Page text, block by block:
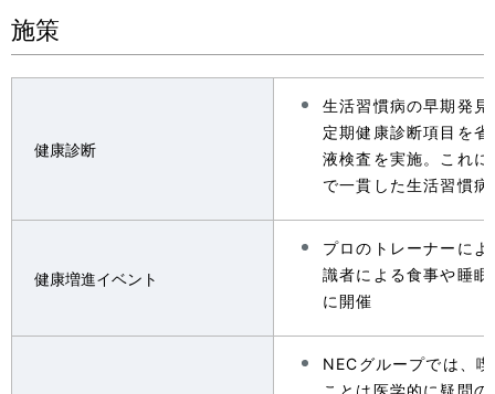
施策
健康診断
生活習慣病の早期発
定期健康診断項目を
液検査を実施。これ
で一貫した生活習慣
健康増進イベント
プロのトレーナーに
識者による食事や睡
に開催
NECグループでは、
ことは医学的に疑問